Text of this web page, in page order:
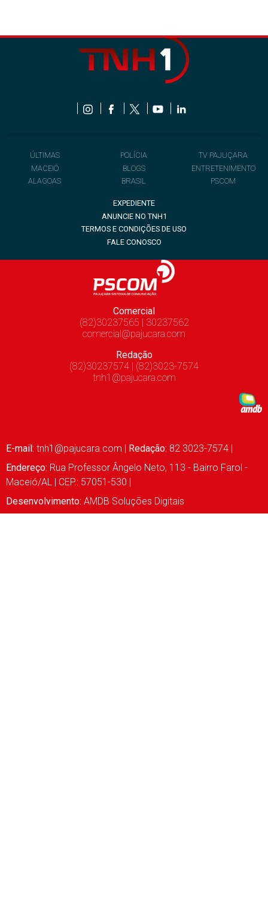
ÚLTIMAS
MACEIÓ
ALAGOAS
POLÍCIA
BLOGS
BRASIL
TV PAJUÇARA
ENTRETENIMENTO
PSCOM
EXPEDIENTE
ANUNCIE NO TNH1
TERMOS E CONDIÇÕES DE USO
FALE CONOSCO
Comercial
(82)30237565 | 30237562
comercial@pajucara.com
Redação
(82)30237574 | (82)3023-7574
tnh1@pajucara.com
E-mail: tnh1@pajucara.com | Redação: 82 3023-7574 |
Endereço: Rua Professor Ângelo Neto, 113 - Bairro Farol -
Maceió/AL | CEP.: 57051-530 |
Desenvolvimento: AMDB Soluções Digitais